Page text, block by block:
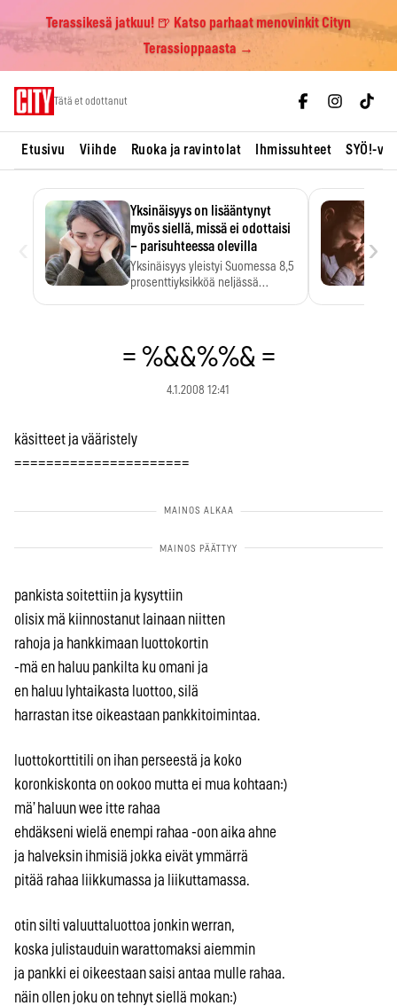
Terassikesä jatkuu! 🍺 Katso parhaat menovinkit Cityn
Terassioppaasta →
Tätä et odottanut
Etusivu Viihde Ruoka ja ravintolat Ihmissuhteet SYÖ!-
Yksinäisyys on lisääntynyt
myös siellä, missä ei odottaisi
– parisuhteessa olevilla
Yksinäisyys yleistyi Suomessa 8,5
prosenttiyksikköä neljässä
›
= %&&%%& =
4.1.2008 12:41
käsitteet ja vääristely
======================
pankista soitettiin ja kysyttiin
olisix mä kiinnostanut lainaan niitten
rahoja ja hankkimaan luottokortin
-mä en haluu pankilta ku omani ja
en haluu lyhtaikasta luottoo, silä
harrastan itse oikeastaan pankkitoimintaa.
luottokorttitili on ihan perseestä ja koko
koronkiskonta on ookoo mutta ei mua kohtaan:)
mä’ haluun wee itte rahaa
ehdäkseni wielä enempi rahaa -oon aika ahne
ja halveksin ihmisiä jokka eivät ymmärrä
pitää rahaa liikkumassa ja liikuttamassa.
otin silti valuuttaluottoa jonkin werran,
koska julistauduin warattomaksi aiemmin
ja pankki ei oikeestaan saisi antaa mulle rahaa.
näin ollen joku on tehnyt siellä mokan:)